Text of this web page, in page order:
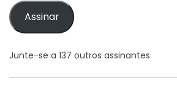
Assinar
Junte-se a 137 outros assinantes